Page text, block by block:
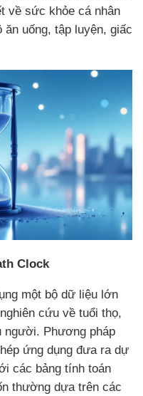
về sức khỏe cá nhân
uống, tập luyện, giấc
Clock
một bộ dữ liệu lớn
cứu về tuổi thọ,
người. Phương pháp
ứng dụng đưa ra dự
các bảng tính toán
thường dựa trên các